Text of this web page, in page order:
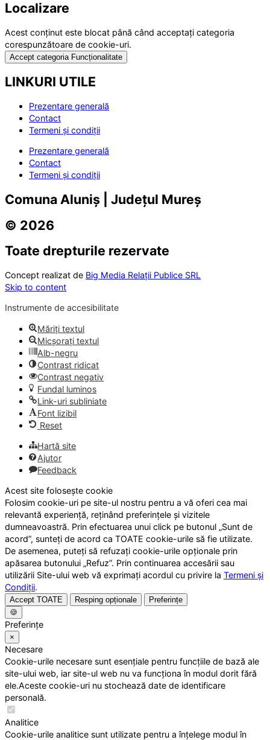
Localizare
Acest conținut este blocat până când acceptați categoria
corespunzătoare de cookie-uri.
Accept categoria Funcționalitate
LINKURI UTILE
Prezentare generală
Contact
Termeni și condiții
Prezentare generală
Contact
Termeni și condiții
Comuna Aluniș | Județul Mureș
© 2026
Toate drepturile rezervate
Concept realizat de Big Media Relații Publice SRL
Skip to content
Instrumente de accesibilitate
Măriți textul
Micșorați textul
Alb-negru
Contrast ridicat
Contrast negativ
Fundal luminos
Link-uri subliniate
Font lizibil
Reset
Hartă site
Ajutor
Feedback
Acest site folosește cookie
Folosim cookie-uri pe site-ul nostru pentru a vă oferi cea mai
relevantă experiență, reținând preferințele și vizitele
dumneavoastră. Prin efectuarea unui click pe butonul „Sunt de
acord”, sunteți de acord ca TOATE cookie-urile să fie utilizate.
De asemenea, puteți să refuzați cookie-urile opționale prin
apăsarea butonului „Refuz”. Prin continuarea accesării sau
utilizării Site-ului web vă exprimați acordul cu privire la Termeni și
Condiții.
Accept TOATE Resping opționale
Preferințe
🍪
Preferințe
×
Necesare
Cookie-urile necesare sunt esențiale pentru funcțiile de bază ale
site-ului web, iar site-ul web nu va funcționa în modul dorit fără
ele.Aceste cookie-uri nu stochează date de identificare
personală.
Analitice
Cookie-urile analitice sunt utilizate pentru a înțelege modul în